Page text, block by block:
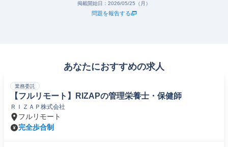
掲載開始日： 2026/05/25（月）
問題を報告する
あなたにおすすめの求人
業務委託
【フルリモート】RIZAPの管理栄養士・保健師
ＲＩＺＡＰ株式会社
フルリモート
完全歩合制